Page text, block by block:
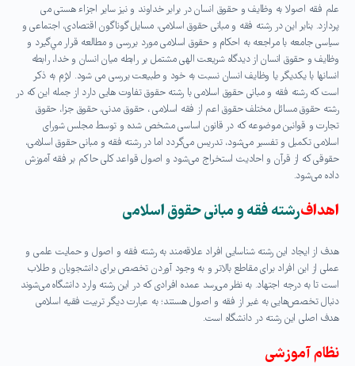
علم فقه اصولا به وظایف و حقوق انسان در برابر خداوند و نیز سایر اجزاء هستی می
پردازد. بنابر این در رشته فقه و مبانی حقوق اسلامی، مسايل گوناگون اقتصادى، اجتماعى و
سياسى جامعه با مراجعه به احكام و حقوق اسلامى مورد بررسى و مطالعه قرار مي‌گيرد و
وظایف و حقوق انسان از دیدگاه شریعت الهی مشتمل بر رابطه میان انسان و خدا، رابطه
انسانها با یکدیگر یا وظایف انسان نسبت به خود و طبیعت بررسی می شود. لازم به ذکر
است که رشته فقه و مبانی حقوق اسلامی با رشته حقوق تفاوت هایی دارد از جمله این که در
رشته حقوق مسائل مختلف حقوق اعم از فقه اسلامی ، حقوق مدنی، حقوق جزا، حقوق
تجارت و قوانین موضوعه که در قانون اساسی مشخص شده و توسط مجلس شورای
اسلامی تکمیل و تفسیر می‌شود، تدریس می‌گردد اما در رشته فقه و مبانی حقوق اسلامی،
حقوقی که از قرآن و احادیث استخراج می‌شود و اصول قواعد کلی حاکم بر فقه آموزش
داده می‌شود.
اهدافرشته فقه و مبانی حقوق اسلامی
هدف از ایجاد این رشته شناسایی افراد علاقه‌مند به رشته فقه و اصول و حمایت علمی و
عملی از این افراد برای مقاطع بالاتر و به وجود آوردن تخصص برای دانشجویان و طلاب
است تا به درجه اجتهاد. به نظر می‌رسد عمده افرادی که در این رشته وارد دانشگاه می‌شوند
دنبال تخصص‌هایی به غیر از فقه و اصول هستند؛ به عبارت دیگر تربیت فقیه اسلامی
هدف اصلی این رشته در دانشگاه است.
نظام آموزشی